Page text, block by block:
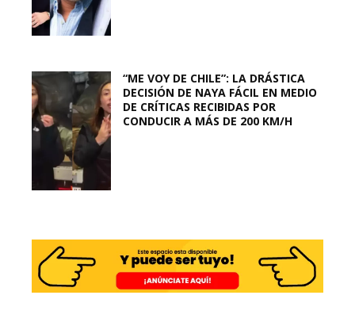
“ME VOY DE CHILE”: LA DRÁSTICA
DECISIÓN DE NAYA FÁCIL EN MEDIO
DE CRÍTICAS RECIBIDAS POR
CONDUCIR A MÁS DE 200 KM/H